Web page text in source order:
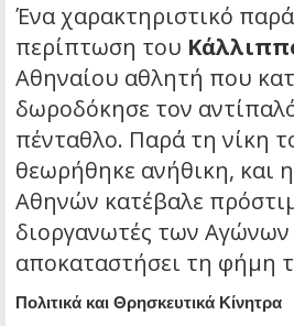
Ένα χαρακτηριστικό
περίπτωση του
Αθηναίου αθλητή που
δωροδόκησε τον
πένταθλο. Παρά τη νίκη
θεωρήθηκε ανήθικη, και
Αθηνών κατέβαλε
διοργανωτές των Αγώνων
αποκαταστήσει τη φήμη
Πολιτικά και Θρησκευτικά Κίνητρα